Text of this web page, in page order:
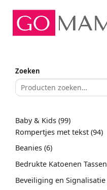
inhoud
Zoeken
Baby & Kids 9999
producten
Rompertjes met tekst 9494
Beanies 66
Bedrukte Katoenen Tassen
Beveiliging en Signalisatie